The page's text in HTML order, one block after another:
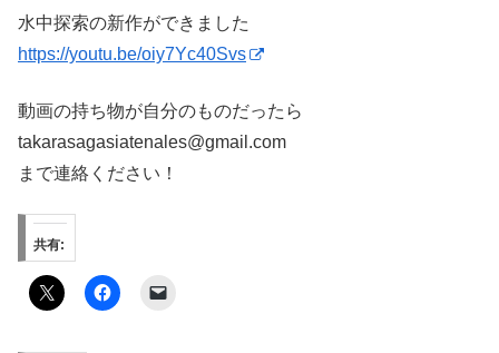
水中探索の新作ができました
https://youtu.be/oiy7Yc40Svs
動画の持ち物が自分のものだったら
takarasagasiatenales@gmail.com
まで連絡ください！
共有: